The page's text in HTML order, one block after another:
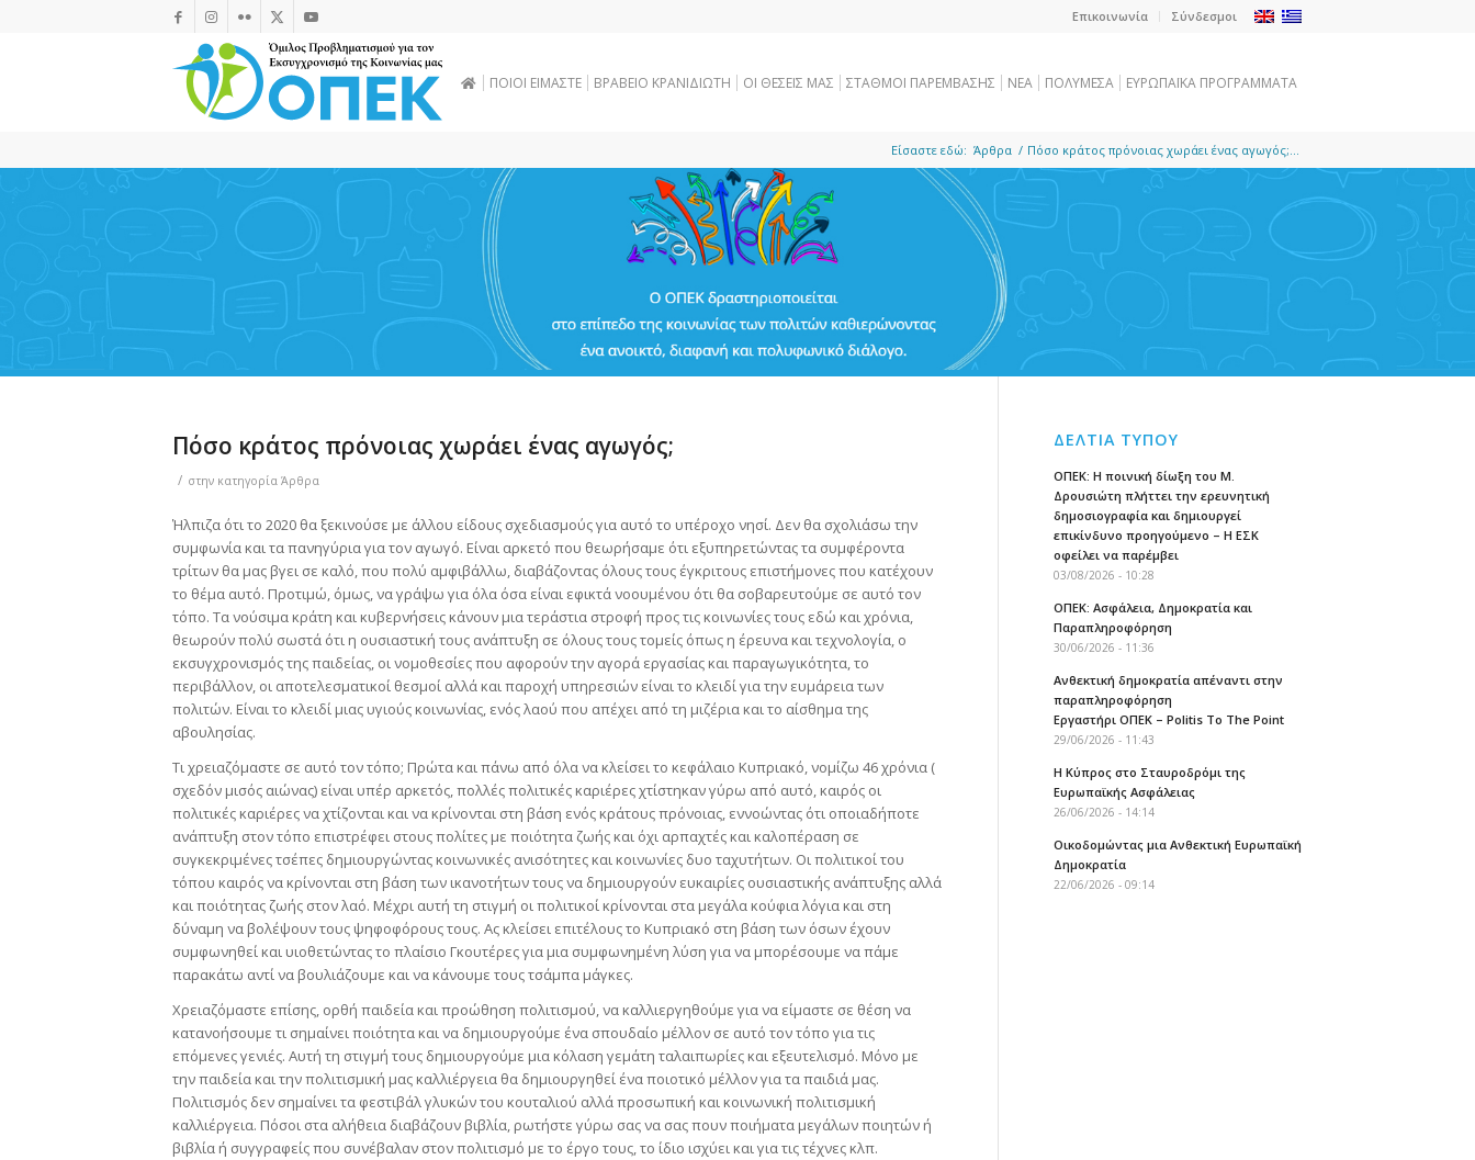
Επικοινωνία Σύνδεσμοι
ΠΟΙΟΙ ΕΙΜΑΣΤΕ ΒΡΑΒΕΙΟ ΚΡΑΝΙΔΙΩΤΗ OI ΘΕΣΕΙΣ ΜΑΣ ΣΤΑΘΜΟΙ ΠΑΡΕΜΒΑΣΗΣ NEA ΠΟΛΥΜΕΣΑ ΕΥΡΩΠΑΪΚΑ ΠΡΟΓΡΑΜΜΑΤΑ
Είσαστε εδώ: Άρθρα / Πόσο κράτος πρόνοιας χωράει ένας αγωγός;...
Πόσο κράτος πρόνοιας χωράει ένας αγωγός;
/ στην κατηγορία Άρθρα
Ήλπιζα ότι το 2020 θα ξεκινούσε με άλλου είδους σχεδιασμούς για αυτό το υπέροχο νησί. Δεν θα σχολιάσω την
συμφωνία και τα πανηγύρια για τον αγωγό. Είναι αρκετό που θεωρήσαμε ότι εξυπηρετώντας τα συμφέροντα
τρίτων θα μας βγει σε καλό, που πολύ αμφιβάλλω, διαβάζοντας όλους τους έγκριτους επιστήμονες που κατέχουν
το θέμα αυτό. Προτιμώ, όμως, να γράψω για όλα όσα είναι εφικτά νοουμένου ότι θα σοβαρευτούμε σε αυτό τον
τόπο. Τα νούσιμα κράτη και κυβερνήσεις κάνουν μια τεράστια στροφή προς τις κοινωνίες τους εδώ και χρόνια,
θεωρούν πολύ σωστά ότι η ουσιαστική τους ανάπτυξη σε όλους τους τομείς όπως η έρευνα και τεχνολογία, ο
εκσυγχρονισμός της παιδείας, οι νομοθεσίες που αφορούν την αγορά εργασίας και παραγωγικότητα, το
περιβάλλον, οι αποτελεσματικοί θεσμοί αλλά και παροχή υπηρεσιών είναι το κλειδί για την ευμάρεια των
πολιτών. Είναι το κλειδί μιας υγιούς κοινωνίας, ενός λαού που απέχει από τη μιζέρια και το αίσθημα της
αβουλησίας.
Τι χρειαζόμαστε σε αυτό τον τόπο; Πρώτα και πάνω από όλα να κλείσει το κεφάλαιο Κυπριακό, νομίζω 46 χρόνια (
σχεδόν μισός αιώνας) είναι υπέρ αρκετός, πολλές πολιτικές καριέρες χτίστηκαν γύρω από αυτό, καιρός οι
πολιτικές καριέρες να χτίζονται και να κρίνονται στη βάση ενός κράτους πρόνοιας, εννοώντας ότι οποιαδήποτε
ανάπτυξη στον τόπο επιστρέφει στους πολίτες με ποιότητα ζωής και όχι αρπαχτές και καλοπέραση σε
συγκεκριμένες τσέπες δημιουργώντας κοινωνικές ανισότητες και κοινωνίες δυο ταχυτήτων. Οι πολιτικοί του
τόπου καιρός να κρίνονται στη βάση των ικανοτήτων τους να δημιουργούν ευκαιρίες ουσιαστικής ανάπτυξης αλλά
και ποιότητας ζωής στον λαό. Μέχρι αυτή τη στιγμή οι πολιτικοί κρίνονται στα μεγάλα κούφια λόγια και στη
δύναμη να βολέψουν τους ψηφοφόρους τους. Ας κλείσει επιτέλους το Κυπριακό στη βάση των όσων έχουν
συμφωνηθεί και υιοθετώντας το πλαίσιο Γκουτέρες για μια συμφωνημένη λύση για να μπορέσουμε να πάμε
παρακάτω αντί να βουλιάζουμε και να κάνουμε τους τσάμπα μάγκες.
Χρειαζόμαστε επίσης, ορθή παιδεία και προώθηση πολιτισμού, να καλλιεργηθούμε για να είμαστε σε θέση να
κατανοήσουμε τι σημαίνει ποιότητα και να δημιουργούμε ένα σπουδαίο μέλλον σε αυτό τον τόπο για τις
επόμενες γενιές. Αυτή τη στιγμή τους δημιουργούμε μια κόλαση γεμάτη ταλαιπωρίες και εξευτελισμό. Μόνο με
την παιδεία και την πολιτισμική μας καλλιέργεια θα δημιουργηθεί ένα ποιοτικό μέλλον για τα παιδιά μας.
Πολιτισμός δεν σημαίνει τα φεστιβάλ γλυκών του κουταλιού αλλά προσωπική και κοινωνική πολιτισμική
καλλιέργεια. Πόσοι στα αλήθεια διαβάζουν βιβλία, ρωτήστε γύρω σας να σας πουν ποιήματα μεγάλων ποιητών ή
βιβλία ή συγγραφείς που συνέβαλαν στον πολιτισμό με το έργο τους, το ίδιο ισχύει και για τις τέχνες κλπ.
ΔΕΛΤΙΑ ΤΥΠΟΥ
ΟΠΕΚ: Η ποινική δίωξη του Μ.
Δρουσιώτη πλήττει την ερευνητική
δημοσιογραφία και δημιουργεί
επικίνδυνο προηγούμενο – Η ΕΣΚ
οφείλει να παρέμβει
03/08/2026 - 10:28
ΟΠΕΚ: Ασφάλεια, Δημοκρατία και
Παραπληροφόρηση
30/06/2026 - 11:36
Ανθεκτική δημοκρατία απέναντι στην
παραπληροφόρηση
Εργαστήρι ΟΠΕΚ – Politis To The Point
29/06/2026 - 11:43
Η Κύπρος στο Σταυροδρόμι της
Ευρωπαϊκής Ασφάλειας
26/06/2026 - 14:14
Οικοδομώντας μια Ανθεκτική Ευρωπαϊκή
Δημοκρατία
22/06/2026 - 09:14